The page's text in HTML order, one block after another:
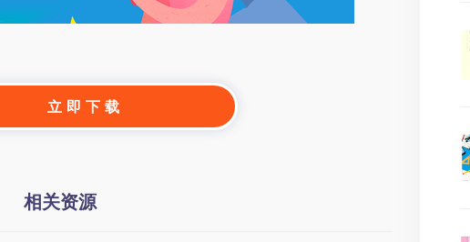
立 即 下 载
相关资源